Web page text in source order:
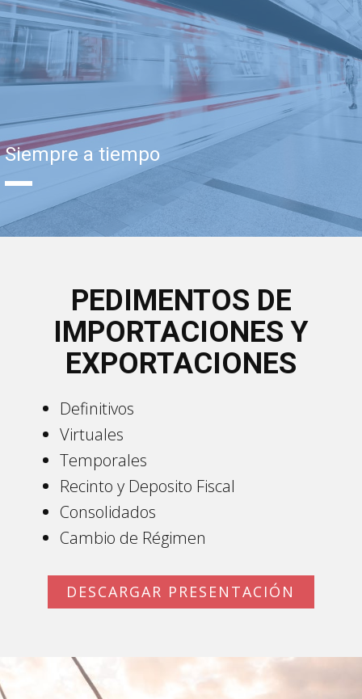
Siempre a tiempo
PEDIMENTOS DE
IMPORTACIONES Y
EXPORTACIONES
Definitivos
Virtuales
Temporales
Recinto y Deposito Fiscal
Consolidados
Cambio de Régimen
DESCARGAR PRESENTACIÓN